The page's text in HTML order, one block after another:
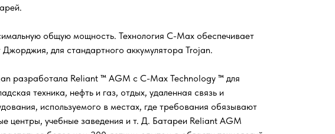
общую мощность. Технология C-Max обеспечивает
для стандартного аккумулятора Trojan.
разработала Reliant ™ AGM с C-Max Technology ™ для
техника, нефть и газ, отдых, удаленная связь и
используемого в местах, где требования обязывают
центры, учебные заведения и т. Д. Батареи Reliant AGM